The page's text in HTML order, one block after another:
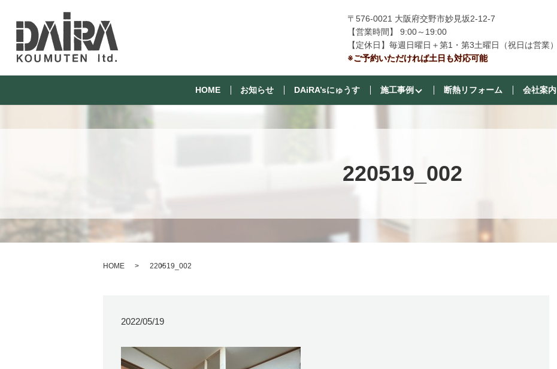
〒576-0021 大阪府交野市妙見坂2-12-7
【営業時間】 9:00～19:00
【定休日】毎週日曜日＋第1・第3土曜日（祝日は営業）
※ご予約いただければ土日も対応可能
HOME お知らせ DAiRA’sにゅうす 施工事例 断熱リフォーム 会社案内
220519_002
HOME 220519_002
2022/05/19